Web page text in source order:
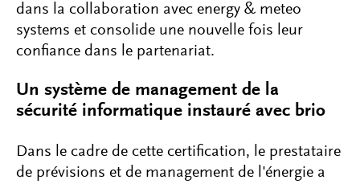
dans la collaboration avec energy & meteo
systems et consolide une nouvelle fois leur
confiance dans le partenariat.
Un système de management de la
sécurité informatique instauré avec brio
Dans le cadre de cette certification, le prestataire
de prévisions et de management de l'énergie a